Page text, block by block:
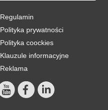
Regulamin
Polityka prywatności
Polityka coockies
Klauzule informacyjne
Reklama